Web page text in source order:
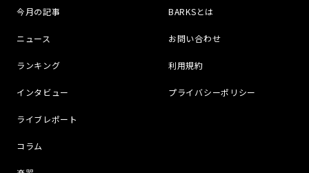
今月の記事
ニュース
ランキング
インタビュー
ライブレポート
コラム
BARKSとは
お問い合わせ
利用規約
プライバシーポリシー